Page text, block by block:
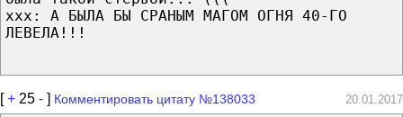
ххх: А БЫЛА БЫ СРАНЫМ МАГОМ ОГНЯ 40-ГО
ЛЕВЕЛА!!!
[+ 25 - ] Комментировать цитату №138033 20.01.2017